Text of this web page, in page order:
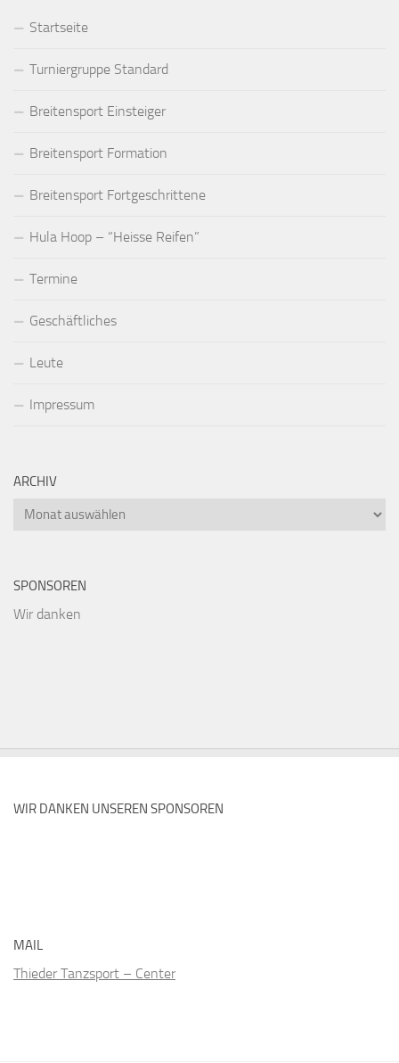
Startseite
Turniergruppe Standard
Breitensport Einsteiger
Breitensport Formation
Breitensport Fortgeschrittene
Hula Hoop – “Heisse Reifen”
Termine
Geschäftliches
Leute
Impressum
ARCHIV
Archiv
SPONSOREN
Wir danken
WIR DANKEN UNSEREN SPONSOREN
MAIL
Thieder Tanzsport – Center